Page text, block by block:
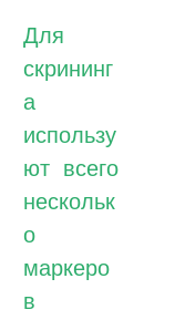
Для
скрининг
а
использу
ют всего
нескольк
о
маркеро
в